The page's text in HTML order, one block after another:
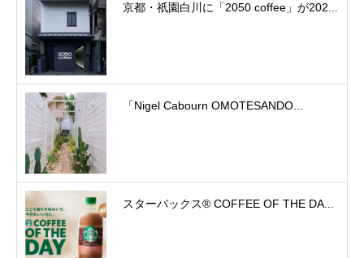
京都・祇園白川に「2050 coffee」が202...
「Nigel Cabourn OMOTESANDO...
スターバックス® COFFEE OF THE DA...